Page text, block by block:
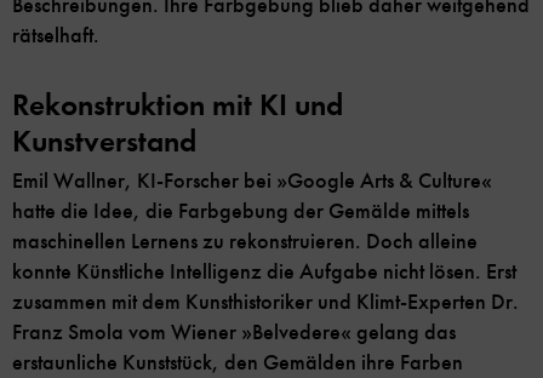
rätselhaft.
Rekonstruktion mit KI und
Kunstverstand
Emil Wallner, KI-Forscher bei »Google Arts & Culture«
hatte die Idee, die Farbgebung der Gemälde mittels
maschinellen Lernens zu rekonstruieren. Doch alleine
konnte Künstliche Intelligenz die Aufgabe nicht lösen. Erst
zusammen mit dem Kunsthistoriker und Klimt-Experten Dr.
Franz Smola vom Wiener »Belvedere« gelang das
erstaunliche Kunststück, den Gemälden ihre Farben